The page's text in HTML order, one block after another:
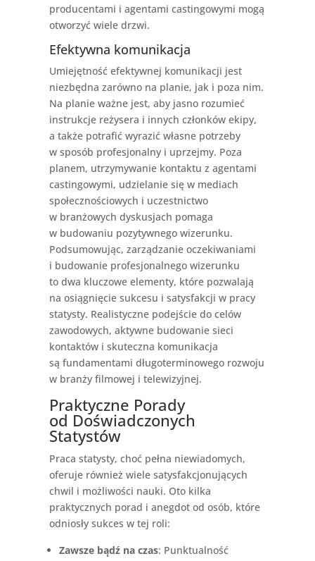
producentami i agentami castingowymi mogą
otworzyć wiele drzwi.
Efektywna komunikacja
Umiejętność efektywnej komunikacji jest
niezbędna zarówno na planie, jak i poza nim.
Na planie ważne jest, aby jasno rozumieć
instrukcje reżysera i innych członków ekipy,
a także potrafić wyrazić własne potrzeby
w sposób profesjonalny i uprzejmy. Poza
planem, utrzymywanie kontaktu z agentami
castingowymi, udzielanie się w mediach
społecznościowych i uczestnictwo
w branżowych dyskusjach pomaga
w budowaniu pozytywnego wizerunku.
Podsumowując, zarządzanie oczekiwaniami
i budowanie profesjonalnego wizerunku
to dwa kluczowe elementy, które pozwalają
na osiągnięcie sukcesu i satysfakcji w pracy
statysty. Realistyczne podejście do celów
zawodowych, aktywne budowanie sieci
kontaktów i skuteczna komunikacja
są fundamentami długoterminowego rozwoju
w branży filmowej i telewizyjnej.
Praktyczne Porady
od Doświadczonych
Statystów
Praca statysty, choć pełna niewiadomych,
oferuje również wiele satysfakcjonujących
chwil i możliwości nauki. Oto kilka
praktycznych porad i anegdot od osób, które
odniosły sukces w tej roli:
Zawsze bądź na czas: Punktualność